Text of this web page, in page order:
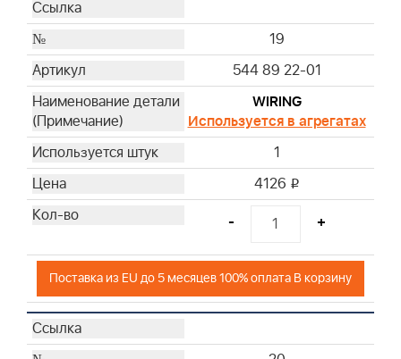
19
544 89 22-01
WIRING
Используется в агрегатах
1
4126 i
- +
Поставка из EU до 5 месяцев 100% оплата В корзину